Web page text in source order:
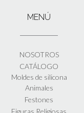
MENÚ
NOSOTROS
CATÁLOGO
Moldes de silicona
Animales
Festones